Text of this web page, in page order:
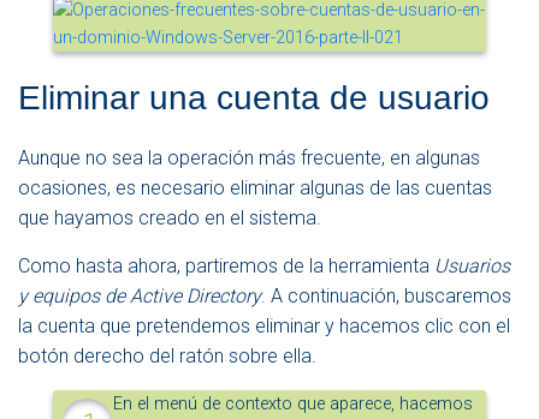
Eliminar una cuenta de usuario
Aunque no sea la operación más frecuente, en algunas
ocasiones, es necesario eliminar algunas de las cuentas
que hayamos creado en el sistema.
Como hasta ahora, partiremos de la herramienta Usuarios
y equipos de Active Directory. A continuación, buscaremos
la cuenta que pretendemos eliminar y hacemos clic con el
botón derecho del ratón sobre ella.
En el menú de contexto que aparece, hacemos